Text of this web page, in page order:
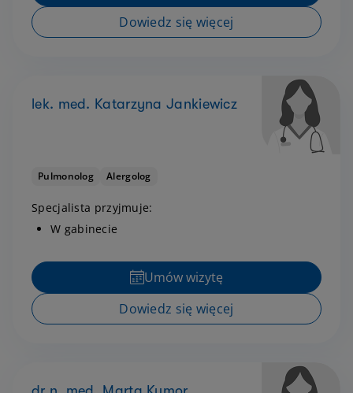
Dowiedz się więcej
lek. med. Katarzyna Jankiewicz
Pulmonolog Alergolog
Specjalista przyjmuje:
W gabinecie
Umów wizytę
Dowiedz się więcej